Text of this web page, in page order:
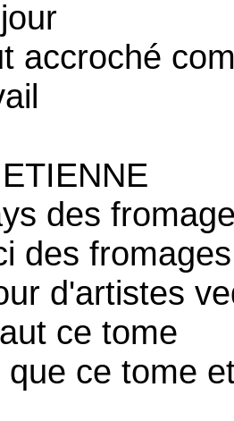
accroché
des
des fromages
d'artistes
ce tome
que ce tome